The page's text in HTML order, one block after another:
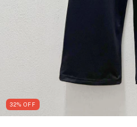
32% OFF